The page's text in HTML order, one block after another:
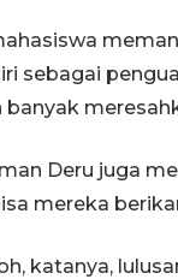
sebagai
banyak
Deru juga
mereka
katanya,